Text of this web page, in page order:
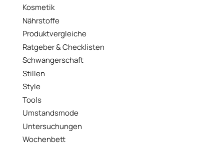
Kosmetik
Nährstoffe
Produktvergleiche
Ratgeber & Checklisten
Schwangerschaft
Stillen
Style
Tools
Umstandsmode
Untersuchungen
Wochenbett